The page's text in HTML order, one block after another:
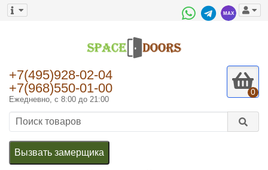
+7(495)928-02-04
+7(968)550-01-00
Ежедневно, с 8:00 до 21:00
0
Вызвать замерщика